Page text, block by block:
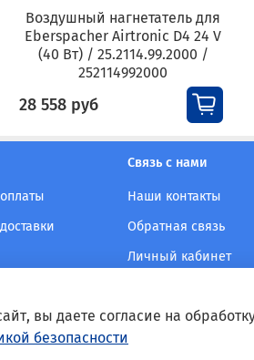
Воздушный нагнетатель для
Eberspacher Airtronic D4 24 V
(40 Вт) / 25.2114.99.2000 /
252114992000
28 558 руб
Связь с нами
Наши контакты
Обратная связь
Личный кабинет
вы даете согласие на
безопасности